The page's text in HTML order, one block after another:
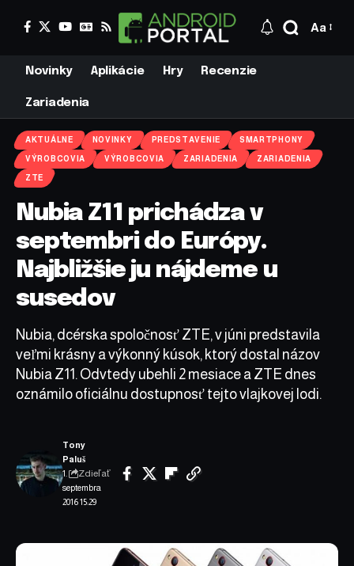
Aa
Novinky Aplikácie Hry Recenzie
Zariadenia
AKTUÁLNE NOVINKY PREDSTAVENIE SMARTPHONY
VÝROBCOVIA VÝROBCOVIA ZARIADENIA ZARIADENIA
ZTE
Nubia Z11 prichádza v
septembri do Európy.
Najbližšie ju nájdeme u
susedov
Nubia, dcérska spoločnosť ZTE, v júni predstavila
veľmi krásny a výkonný kúsok, ktorý dostal názov
Nubia Z11. Odvtedy ubehli 2 mesiace a ZTE dnes
oznámilo oficiálnu dostupnosť tejto vlajkovej lodi.
1.
septembra
2016 15:29
Tony
Paluš
Zdieľať